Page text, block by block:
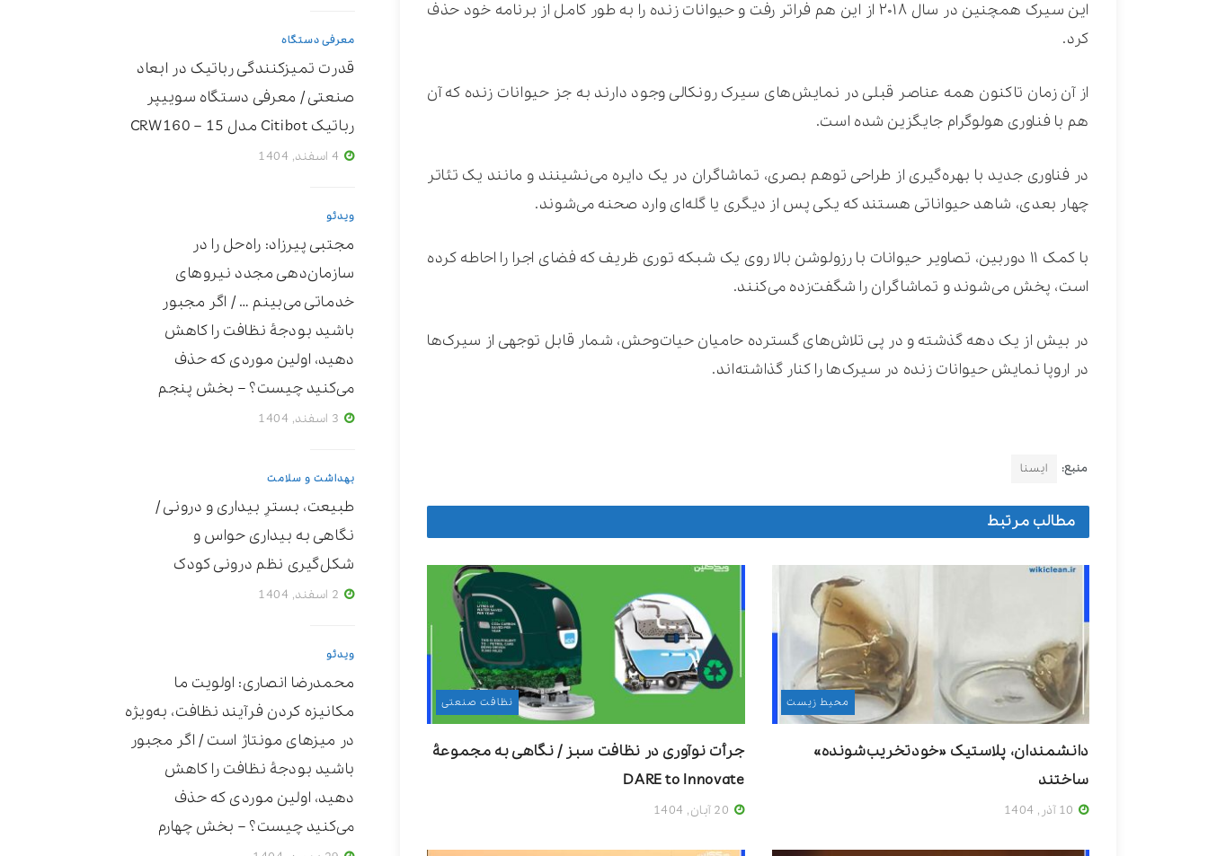
این سیرک همچنین در سال ۲۰۱۸ از این هم فراتر رفت و حیوانات زنده را به طور کامل از برنامه خود حذف
کرد.
از آن زمان تاکنون همه عناصر قبلی در نمایش‌های سیرک رونکالی وجود دارند به جز حیوانات زنده که آن
هم با فناوری هولوگرام جایگزین شده است.
در فناوری جدید با بهره‌گیری از طراحی توهم بصری، تماشاگران در یک دایره می‌نشینند و مانند یک تئاتر
چهار بعدی، شاهد حیواناتی هستند که یکی پس از دیگری یا گله‌ای وارد صحنه می‌شوند.
با کمک ۱۱ دوربین، تصاویر حیوانات با رزولوشن بالا روی یک شبکه توری ظریف که فضای اجرا را احاطه کرده
است، پخش می‌شوند و تماشاگران را شگفت‌زده می‌کنند.
در بیش از یک دهه گذشته و در پی تلاش‌های گسترده حامیان حیات‌وحش، شمار قابل توجهی از سیرک‌ها
در اروپا نمایش حیوانات زنده در سیرک‌ها را کنار گذاشته‌اند.
منبع: ایسنا
مطالب مرتبط
محیط زیست
دانشمندان، پلاستیک «خودتخریب‌شونده»
ساختند
نظافت صنعتی
جرأت نوآوری در نظافت سبز / نگاهی به مجموعۀ
DARE to Innovate
معرفی دستگاه
قدرت تمیزکنندگی رباتیک در ابعاد
صنعتی / معرفی دستگاه سوییپر
رباتیک Citibot مدل CRW160 – 15
ویدئو
مجتبی پیرزاد: راه‌حل را در
سازمان‌دهی مجدد نیروهای
خدماتی می‌بینم … / اگر مجبور
باشید بودجۀ نظافت را کاهش
دهید، اولین موردی که حذف
می‌کنید چیست؟ – بخش پنجم
بهداشت و سلامت
طبیعت، بسترِ بیداری و درونی /
نگاهی به بیداری حواس و
شکل‌گیری نظم درونی کودک
ویدئو
محمدرضا انصاری: اولویت ما
مکانیزه ‌کردن فرآیند نظافت، به‌ویژه
در میزهای مونتاژ است / اگر مجبور
باشید بودجۀ نظافت را کاهش
دهید، اولین موردی که حذف
می‌کنید چیست؟ – بخش چهارم